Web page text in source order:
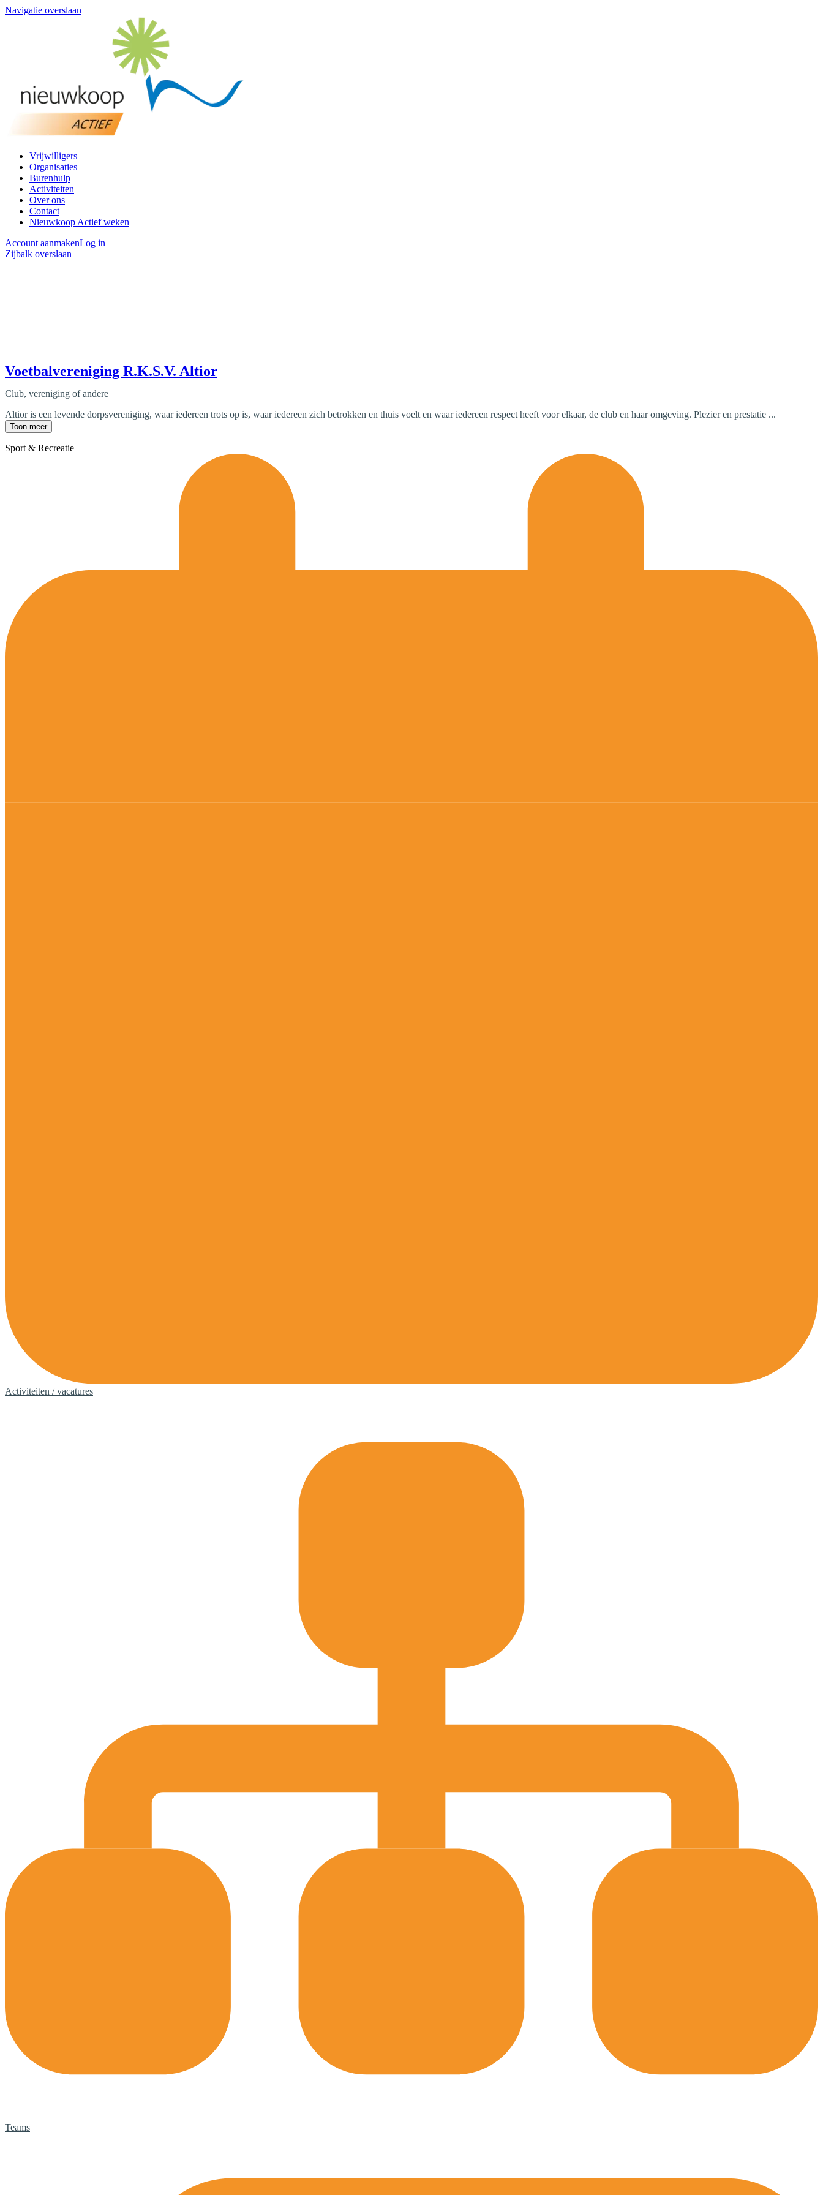
Navigatie overslaan
Vrijwilligers
Organisaties
Burenhulp
Activiteiten
Over ons
Contact
Nieuwkoop Actief weken
Account aanmakenLog in
Zijbalk overslaan
Voetbalvereniging R.K.S.V. Altior
Club, vereniging of andere
Altior is een levende dorpsvereniging, waar iedereen trots op is, waar iedereen zich betrokken en thuis voelt en waar iedereen respect heeft voor elkaar, de club en haar omgeving. Plezier en prestatie ...
Toon meer
Sport & Recreatie
Activiteiten / vacatures
Teams